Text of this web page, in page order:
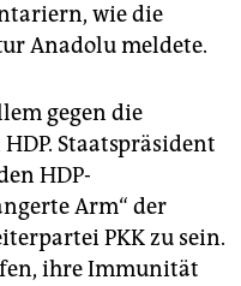
wie die
Anadolu meldete.
gegen die
Staatspräsident
HDP-
Arm“ der
PKK zu sein.
ihre Immunität